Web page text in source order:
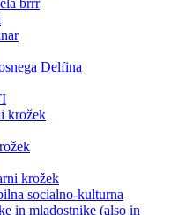
Delfina
krožek
krožek
socialno-kulturna
in mladostnike (also in